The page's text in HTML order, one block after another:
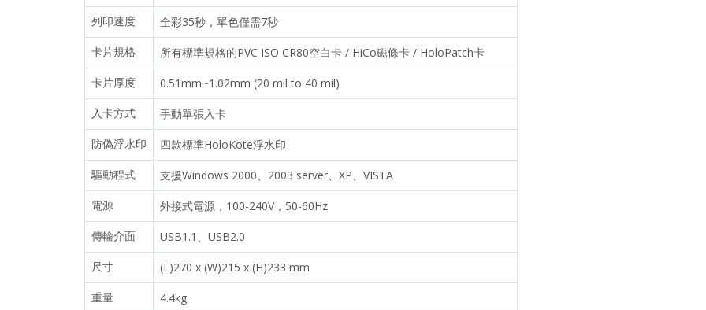
列印速度
全彩35秒，單色僅需7秒
卡片規格
所有標準規格的PVC ISO CR80空白卡 / HiCo磁條卡 / HoloPatch卡
卡片厚度
0.51mm~1.02mm (20 mil to 40 mil)
入卡方式
手動單張入卡
防偽浮水印
四款標準HoloKote浮水印
驅動程式
支援Windows 2000、2003 server、XP、VISTA
電源
外接式電源，100-240V，50-60Hz
傳輸介面
USB1.1、USB2.0
尺寸
(L)270 x (W)215 x (H)233 mm
重量
4.4kg